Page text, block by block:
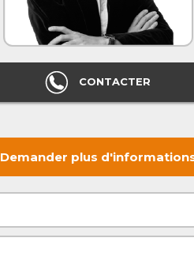
CONTACTER
Demander plus